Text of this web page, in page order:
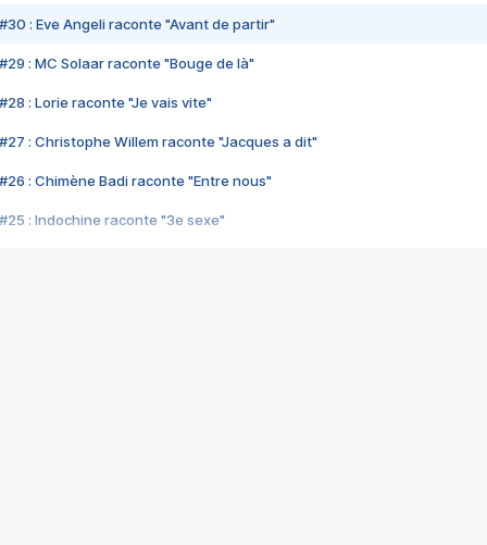
#30 : Eve Angeli raconte "Avant de partir"
#29 : MC Solaar raconte "Bouge de là"
#28 : Lorie raconte "Je vais vite"
#27 : Christophe Willem raconte "Jacques a dit"
#26 : Chimène Badi raconte "Entre nous"
#25 : Indochine raconte "3e sexe"